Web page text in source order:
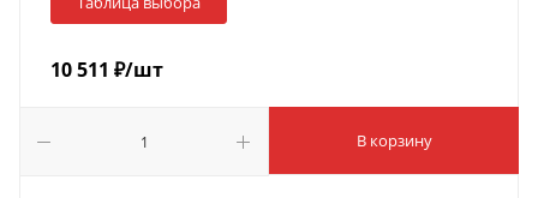
10 511 ₽/шт
В корзину